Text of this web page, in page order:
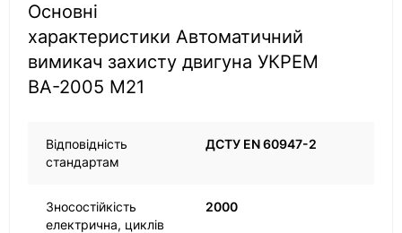
Основні
характеристики Автоматичний
вимикач захисту двигуна УКРЕМ
ВА-2005 М21
Відповідність
стандартам
ДСТУ EN 60947-2
Зносостійкість
електрична, циклів
2000